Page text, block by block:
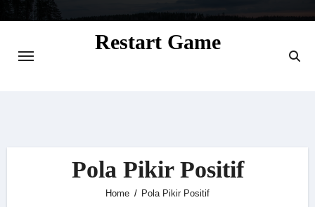
Restart Game
Pola Pikir Positif
Home Pola Pikir Positif